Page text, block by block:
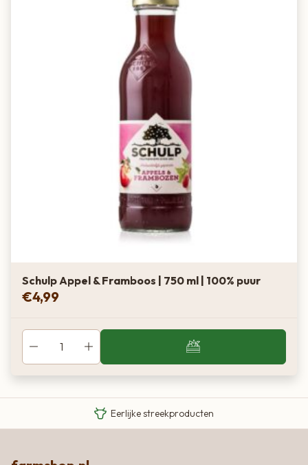
Schulp Appel & Framboos | 750 ml | 100% puur
€4,99
Eigen Limousin runderen
Eerlijke streekproducten